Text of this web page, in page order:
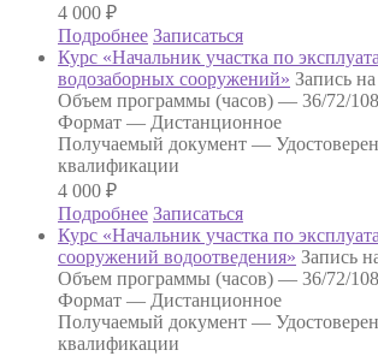
4 000 ₽
Подробнее Записаться
Курс «Начальник участка по
водозаборных сооружений» Запись
Объем программы (часов) — 36/72/
Формат — Дистанционное
Получаемый документ —
квалификации
4 000 ₽
Подробнее Записаться
Курс «Начальник участка по
сооружений водоотведения» Запись
Объем программы (часов) — 36/72/
Формат — Дистанционное
Получаемый документ —
квалификации